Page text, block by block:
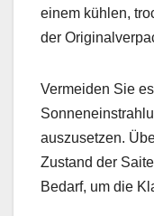
einem kühlen,
der
Vermeiden Sie
auszusetzen.
Zustand der
Bedarf, um die